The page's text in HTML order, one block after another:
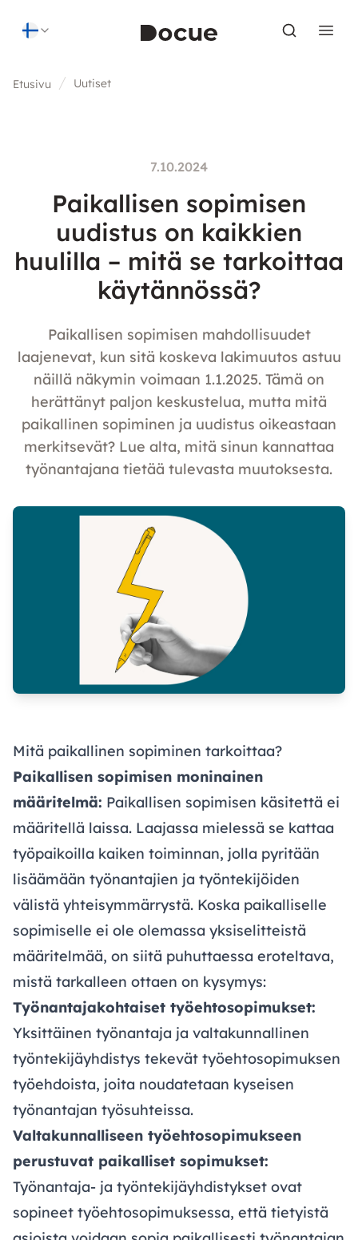
Etusivu Uutiset
7.10.2024
Paikallisen sopimisen
uudistus on kaikkien
huulilla – mitä se tarkoittaa
käytännössä?
Paikallisen sopimisen mahdollisuudet
laajenevat, kun sitä koskeva lakimuutos astuu
näillä näkymin voimaan 1.1.2025. Tämä on
herättänyt paljon keskustelua, mutta mitä
paikallinen sopiminen ja uudistus oikeastaan
merkitsevät? Lue alta, mitä sinun kannattaa
työnantajana tietää tulevasta muutoksesta.
Mitä paikallinen sopiminen tarkoittaa?
Paikallisen sopimisen moninainen
määritelmä: Paikallisen sopimisen käsitettä ei
määritellä laissa. Laajassa mielessä se kattaa
työpaikoilla kaiken toiminnan, jolla pyritään
lisäämään työnantajien ja työntekijöiden
välistä yhteisymmärrystä. Koska paikalliselle
sopimiselle ei ole olemassa yksiselitteistä
määritelmää, on siitä puhuttaessa eroteltava,
mistä tarkalleen ottaen on kysymys:
Työnantajakohtaiset työehtosopimukset:
Yksittäinen työnantaja ja valtakunnallinen
työntekijäyhdistys tekevät työehtosopimuksen
työehdoista, joita noudatetaan kyseisen
työnantajan työsuhteissa.
Valtakunnalliseen työehtosopimukseen
perustuvat paikalliset sopimukset:
Työnantaja- ja työntekijäyhdistykset ovat
sopineet työehtosopimuksessa, että tietyistä